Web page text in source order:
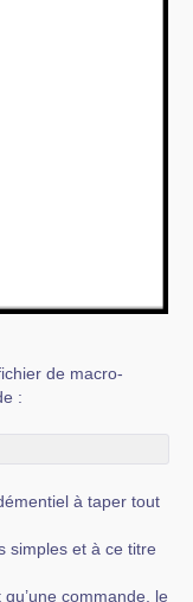
de macro-
:
à taper tout
simples et à ce titre
commande, le